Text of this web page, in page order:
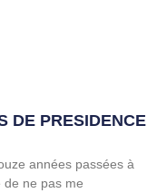
DE PRESIDENCE
années passées à
de ne pas me